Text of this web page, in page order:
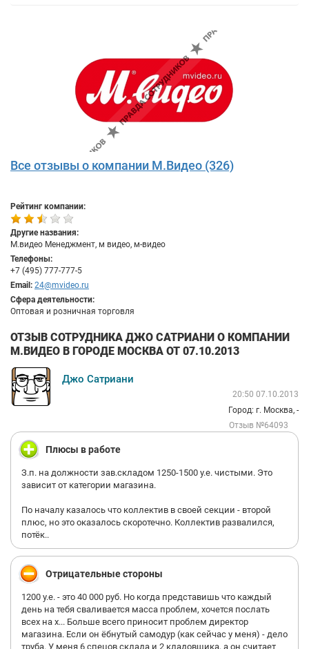
Все отзывы о компании М.Видео (326)
Рейтинг компании:
Другие названия:
М.видео Менеджмент, м видео, м-видео
Телефоны:
+7 (495) 777-777-5
Email: 24@mvideo.ru
Сфера деятельности:
Оптовая и розничная торговля
ОТЗЫВ СОТРУДНИКА ДЖО САТРИАНИ О КОМПАНИИ
М.ВИДЕО В ГОРОДЕ МОСКВА ОТ 07.10.2013
Джо Сатриани
20:50 07.10.2013
Город: г. Москва, -
Отзыв №64093
Плюсы в работе
З.п. на должности зав.складом 1250-1500 у.е. чистыми. Это
зависит от категории магазина.
По началу казалось что коллектив в своей секции - второй
плюс, но это оказалось скоротечно. Коллектив развалился,
потёк..
Отрицательные стороны
1200 у.е. - это 40 000 руб. Но когда представишь что каждый
день на тебя сваливается масса проблем, хочется послать
всех на х... Больше всего приносит проблем директор
магазина. Если он ёбнутый самодур (как сейчас у меня) - дело
труба. У меня 6 спецов склада и 2 кладовщика, а он считает